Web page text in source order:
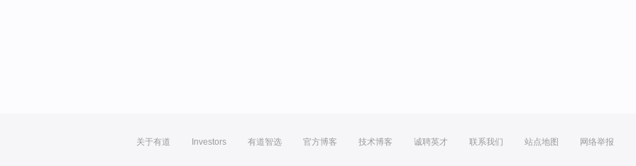
关于有道 Investors 有道智选 官方博客 技术博客 诚聘英才 联系我们 站点地图 网络举报